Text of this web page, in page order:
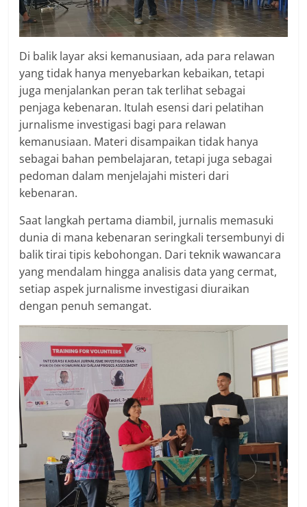
Di balik layar aksi kemanusiaan, ada para relawan
yang tidak hanya menyebarkan kebaikan, tetapi
juga menjalankan peran tak terlihat sebagai
penjaga kebenaran. Itulah esensi dari pelatihan
jurnalisme investigasi bagi para relawan
kemanusiaan. Materi disampaikan tidak hanya
sebagai bahan pembelajaran, tetapi juga sebagai
pedoman dalam menjelajahi misteri dari
kebenaran.
Saat langkah pertama diambil, jurnalis memasuki
dunia di mana kebenaran seringkali tersembunyi di
balik tirai tipis kebohongan. Dari teknik wawancara
yang mendalam hingga analisis data yang cermat,
setiap aspek jurnalisme investigasi diuraikan
dengan penuh semangat.